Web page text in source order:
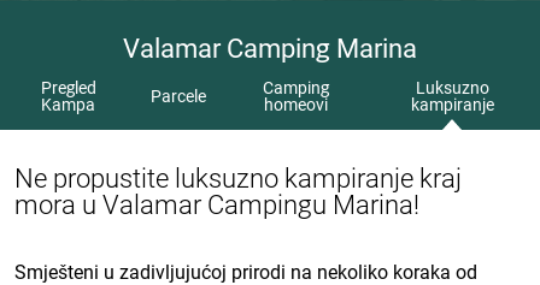
Valamar Camping Marina
Pregled
Kampa
Parcele
Camping
homeovi
Luksuzno
kampiranje
Ne propustite luksuzno kampiranje kraj
mora u Valamar Campingu Marina!
Smješteni u zadivljujućoj prirodi na nekoliko koraka od